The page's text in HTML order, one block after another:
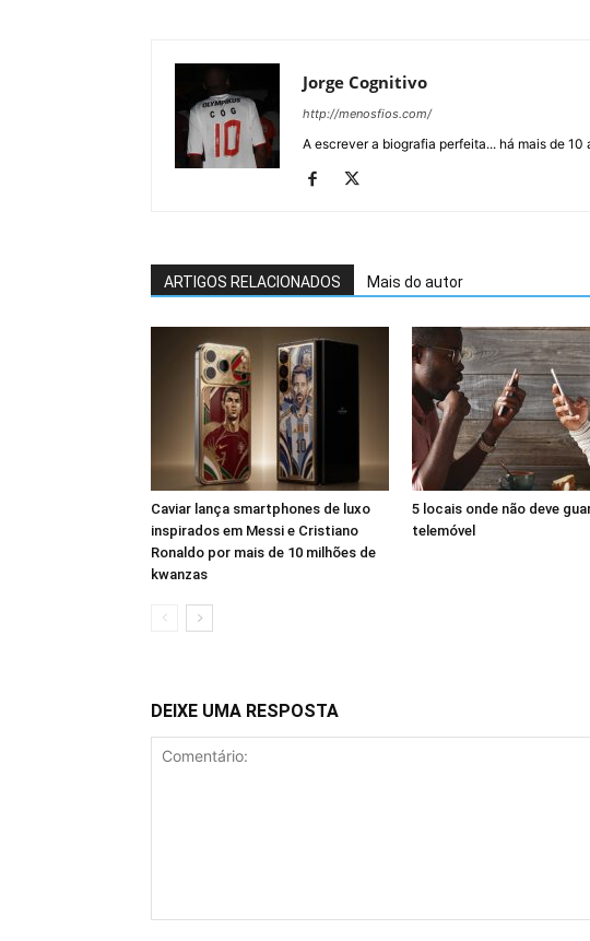
Jorge Cognitivo
http://menosfios.com/
A escrever a biografia perfeita... há mais de 10
ARTIGOS RELACIONADOS Mais do autor
Caviar lança smartphones de luxo
inspirados em Messi e Cristiano
Ronaldo por mais de 10 milhões de
kwanzas
5 locais onde não deve
telemóvel
DEIXE UMA RESPOSTA